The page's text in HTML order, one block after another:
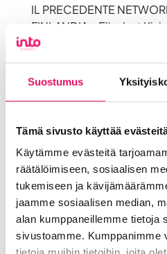
Suostumus
Tämä sivusto käyttää
Käytämme evästeitä
räätälöimiseen, sosiaalisen
tukemiseen ja
jaamme sosiaalisen median,
alan kumppaneillemme tietoja
sivustoamme. Kumppanimme
IL PRECEDENTE
FINLANDIA – Elisabet
Cosa è stato fatto
Come ha funzionato
Risultati e prossimi step
FOCUS SULLE
E
Järvinen & Ruiyan Chen,
1. NBCCD:
partner
-Background e
-USF Platform model -> I